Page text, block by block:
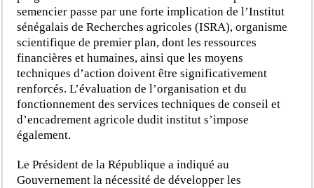
semencier passe par une forte implication de l’Institut
sénégalais de Recherches agricoles (ISRA), organisme
scientifique de premier plan, dont les ressources
financières et humaines, ainsi que les moyens
techniques d’action doivent être significativement
renforcés. L’évaluation de l’organisation et du
fonctionnement des services techniques de conseil et
d’encadrement agricole dudit institut s’impose
également.
Le Président de la République a indiqué au
Gouvernement la nécessité de développer les